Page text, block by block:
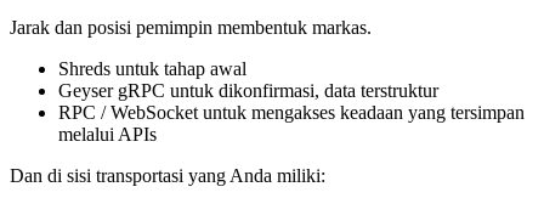
Jarak dan posisi pemimpin membentuk markas.
Shreds untuk tahap awal
Geyser gRPC untuk dikonfirmasi, data terstruktur
RPC / WebSocket untuk mengakses keadaan yang tersimpan
melalui APIs
Dan di sisi transportasi yang Anda miliki: